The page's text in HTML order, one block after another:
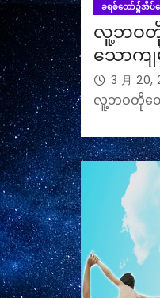
ခရစ်တော်၌အိပ်ပျ
လူ့ဘဝတိုတ
သောကျ
3 月 20,
လူ့ဘဝတိုတေ